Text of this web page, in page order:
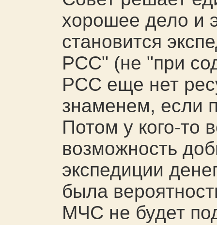
хорошее дело и
становится
РСС" (не "при
РСС еще нет
знаменем, если
Потом у кого-то
возможность
экспедиции
была
МЧС не будет